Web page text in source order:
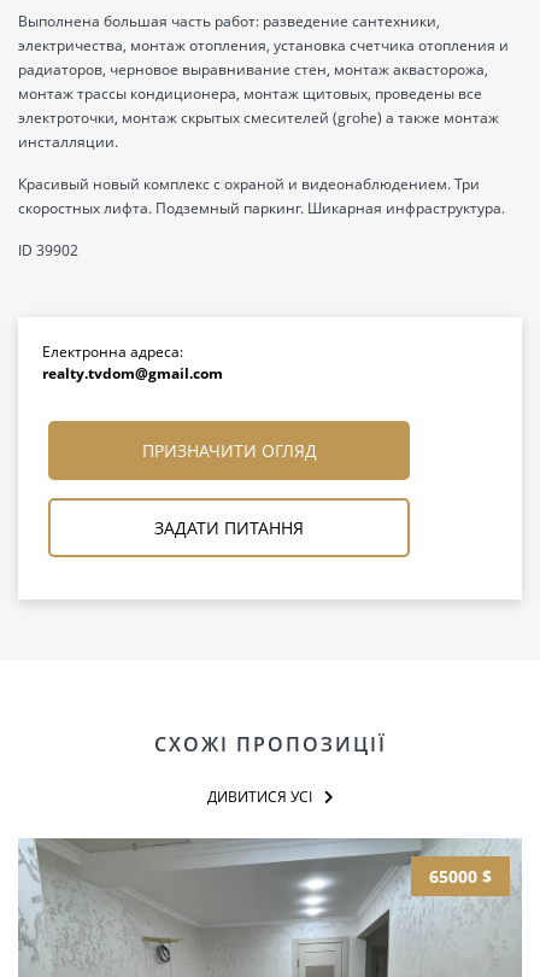
Выполнена большая часть работ: разведение сантехники,
электричества, монтаж отопления, установка счетчика отопления и
радиаторов, черновое выравнивание стен, монтаж аквасторожа,
монтаж трассы кондиционера, монтаж щитовых, проведены все
электроточки, монтаж скрытых смесителей (grohe) а также монтаж
инсталляции.
Красивый новый комплекс с охраной и видеонаблюдением. Три
скоростных лифта. Подземный паркинг. Шикарная инфраструктура.
ID 39902
Електронна адреса:
realty.tvdom@gmail.com
ПРИЗНАЧИТИ ОГЛЯД
ЗАДАТИ ПИТАННЯ
СХОЖІ ПРОПОЗИЦІЇ
ДИВИТИСЯ УСІ
65000 $